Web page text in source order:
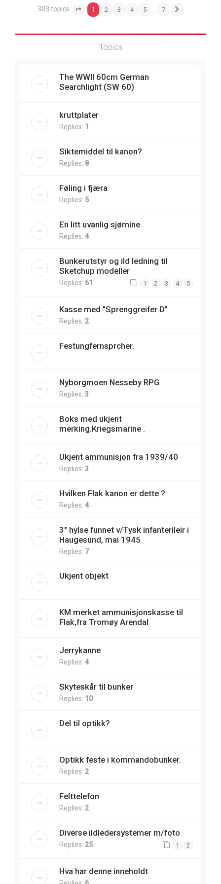
303 topics Page 1 of
1 2 3 4 5 7
Topics
The WWII 60cm German
Searchlight (SW 60)
kruttplater
Replies: 1
Siktemiddel til kanon?
Replies: 8
Føling i fjæra
Replies: 5
En litt uvanlig sjømine
Replies: 4
Bunkerutstyr og ild ledning til
Sketchup modeller
Replies: 61 1 2 3 4 5
Kasse med "Sprenggreifer D"
Replies: 2
Festungfernsprcher.
Nyborgmoen Nesseby RPG
Replies: 3
Boks med ukjent
merking.Kriegsmarine .
Ukjent ammunisjon fra 1939/40
Replies: 3
Hvilken Flak kanon er dette ?
Replies: 4
3" hylse funnet v/Tysk infanterileir i
Haugesund, mai 1945
Replies: 7
Ukjent objekt
KM merket ammunisjonskasse til
Flak,fra Tromøy Arendal
Jerrykanne
Replies: 4
Skyteskår til bunker
Replies: 10
Del til optikk?
Optikk feste i kommandobunker.
Replies: 2
Felttelefon
Replies: 2
Diverse ildledersystemer m/foto
Replies: 25 1 2
Hva har denne inneholdt